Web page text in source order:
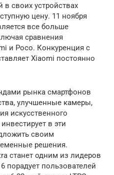
своих устройствах
цену. 11 ноября
все больше
сравнения
и Poco. Конкуренция с
Xiaomi постоянно
рынка смартфонов
улучшенные камеры,
искусственного
в эти
своим
решения.
станет одним из лидеров
порадует пользователей